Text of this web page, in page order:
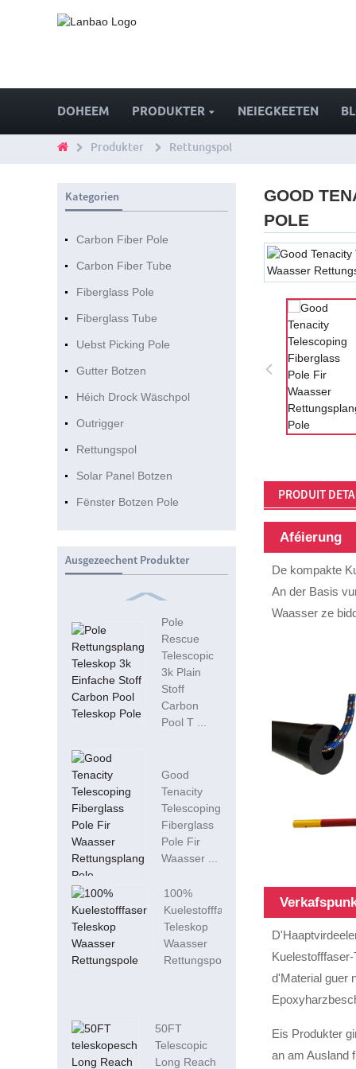
DOHEEM PRODUKTER NEIEGKEETEN
Produkter Rettungspol
Kategorien
Carbon Fiber Pole
Carbon Fiber Tube
Fiberglass Pole
Fiberglass Tube
Uebst Picking Pole
Gutter Botzen
Héich Drock Wäschpol
Outrigger
Rettungspol
Solar Panel Botzen
Fënster Botzen Pole
Ausgezeechent Produkter
Pole
Rescue
Telescopic
3k Plain
Stoff
Carbon
Pool T ...
Good
Tenacity
Telescoping
Fiberglass
Pole Fir
Waasser ...
100%
Kuelestofffaser
Teleskop
Waasser
Rettungspole
50FT
Telescopic
Long Reach
GOOD
POLE
PRODUIT
Aféierung
De kompakte
An der Basis
Waasser ze
d'Material guer
Eis Produkter
an am Ausland